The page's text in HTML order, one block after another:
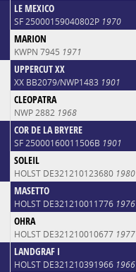
LE MEXICO
SF 25000159040802P 1970
MARION
KWPN 7945 1971
UPPERCUT XX
XX BB2079/NWP1483 1901
CLEOPATRA
NWP 2882 1968
COR DE LA BRYERE
SF 25000160011506B 1901
SOLEIL
HOLST DE321210123680 1980
MASETTO
HOLST DE321210011776 1976
OHRA
HOLST DE321210010677 1977
LANDGRAF I
HOLST DE321210391966 1966